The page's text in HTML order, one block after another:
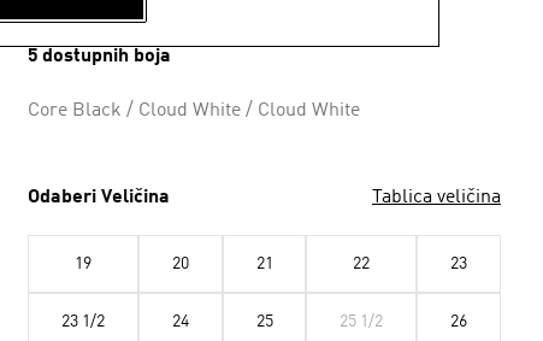
€ 35.00
5 dostupnih boja
Core Black / Cloud White / Cloud White
Odaberi Veličina Tablica veličina
19 20 21 22 23
23 1/2 24 25 25 1/2 26